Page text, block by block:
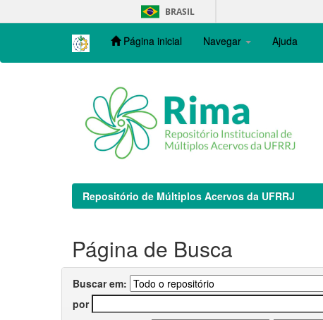
navigation
BRASIL
Página inicial Navegar Ajuda
Repositório de Múltiplos Acervos da UFRRJ
Página de Busca
Buscar em:
por